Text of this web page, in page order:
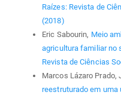
Raízes: Revista de
(2018)
Eric Sabourin, Meio
agricultura familiar no
Revista de Ciências
Marcos Lázaro
reestruturado em